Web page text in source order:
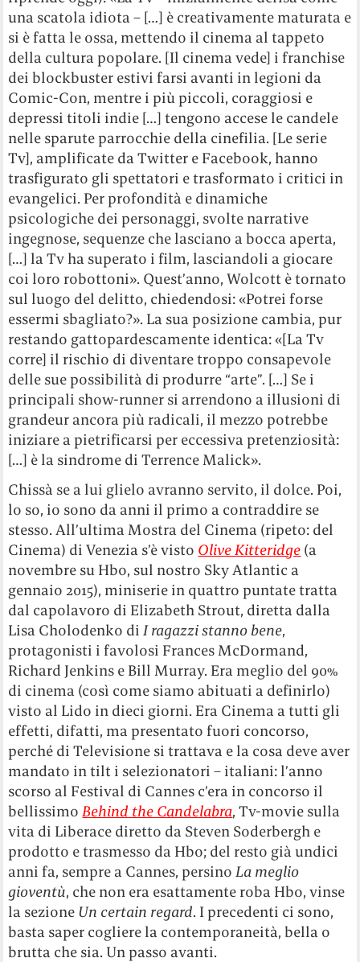
una scatola idiota – […] è creativamente maturata e
si è fatta le ossa, mettendo il cinema al tappeto
della cultura popolare. [Il cinema vede] i franchise
dei blockbuster estivi farsi avanti in legioni da
Comic-Con, mentre i più piccoli, coraggiosi e
depressi titoli indie […] tengono accese le candele
nelle sparute parrocchie della cinefilia. [Le serie
Tv], amplificate da Twitter e Facebook, hanno
trasfigurato gli spettatori e trasformato i critici in
evangelici. Per profondità e dinamiche
psicologiche dei personaggi, svolte narrative
ingegnose, sequenze che lasciano a bocca aperta,
[…] la Tv ha superato i film, lasciandoli a giocare
coi loro robottoni». Quest’anno, Wolcott è tornato
sul luogo del delitto, chiedendosi: «Potrei forse
essermi sbagliato?». La sua posizione cambia, pur
restando gattopardescamente identica: «[La Tv
corre] il rischio di diventare troppo consapevole
delle sue possibilità di produrre “arte”. […] Se i
principali show-runner si arrendono a illusioni di
grandeur ancora più radicali, il mezzo potrebbe
iniziare a pietrificarsi per eccessiva pretenziosità:
[…] è la sindrome di Terrence Malick».
Chissà se a lui glielo avranno servito, il dolce. Poi,
lo so, io sono da anni il primo a contraddire se
stesso. All’ultima Mostra del Cinema (ripeto: del
Cinema) di Venezia s’è visto Olive Kitteridge (a
novembre su Hbo, sul nostro Sky Atlantic a
gennaio 2015), miniserie in quattro puntate tratta
dal capolavoro di Elizabeth Strout, diretta dalla
Lisa Cholodenko di I ragazzi stanno bene,
protagonisti i favolosi Frances McDormand,
Richard Jenkins e Bill Murray. Era meglio del 90%
di cinema (così come siamo abituati a definirlo)
visto al Lido in dieci giorni. Era Cinema a tutti gli
effetti, difatti, ma presentato fuori concorso,
perché di Televisione si trattava e la cosa deve aver
mandato in tilt i selezionatori – italiani: l’anno
scorso al Festival di Cannes c’era in concorso il
bellissimo Behind the Candelabra, Tv-movie sulla
vita di Liberace diretto da Steven Soderbergh e
prodotto e trasmesso da Hbo; del resto già undici
anni fa, sempre a Cannes, persino La meglio
gioventù, che non era esattamente roba Hbo, vinse
la sezione Un certain regard. I precedenti ci sono,
basta saper cogliere la contemporaneità, bella o
brutta che sia. Un passo avanti.